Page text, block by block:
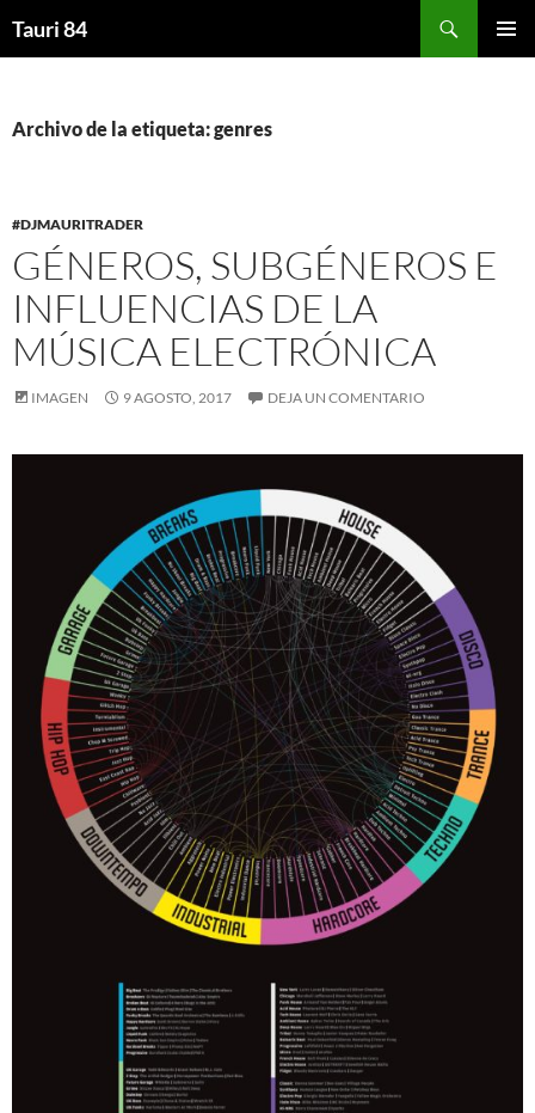
Tauri 84
Archivo de la etiqueta: genres
#DJMAURITRADER
GÉNEROS, SUBGÉNEROS E
INFLUENCIAS DE LA
MÚSICA ELECTRÓNICA
IMAGEN 9 AGOSTO, 2017 DEJA UN COMENTARIO